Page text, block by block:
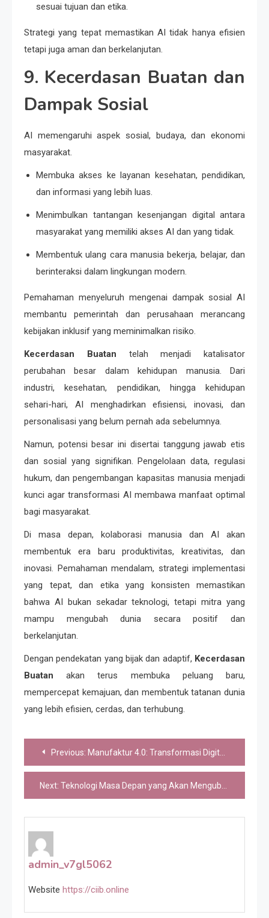
sesuai tujuan dan etika.
Strategi yang tepat memastikan AI tidak hanya efisien
tetapi juga aman dan berkelanjutan.
9. Kecerdasan Buatan dan
Dampak Sosial
AI memengaruhi aspek sosial, budaya, dan ekonomi
masyarakat.
Membuka akses ke layanan kesehatan, pendidikan,
dan informasi yang lebih luas.
Menimbulkan tantangan kesenjangan digital antara
masyarakat yang memiliki akses AI dan yang tidak.
Membentuk ulang cara manusia bekerja, belajar, dan
berinteraksi dalam lingkungan modern.
Pemahaman menyeluruh mengenai dampak sosial AI
membantu pemerintah dan perusahaan merancang
kebijakan inklusif yang meminimalkan risiko.
Kecerdasan Buatan telah menjadi katalisator
perubahan besar dalam kehidupan manusia. Dari
industri, kesehatan, pendidikan, hingga kehidupan
sehari-hari, AI menghadirkan efisiensi, inovasi, dan
personalisasi yang belum pernah ada sebelumnya.
Namun, potensi besar ini disertai tanggung jawab etis
dan sosial yang signifikan. Pengelolaan data, regulasi
hukum, dan pengembangan kapasitas manusia menjadi
kunci agar transformasi AI membawa manfaat optimal
bagi masyarakat.
Di masa depan, kolaborasi manusia dan AI akan
membentuk era baru produktivitas, kreativitas, dan
inovasi. Pemahaman mendalam, strategi implementasi
yang tepat, dan etika yang konsisten memastikan
bahwa AI bukan sekadar teknologi, tetapi mitra yang
mampu mengubah dunia secara positif dan
berkelanjutan.
Dengan pendekatan yang bijak dan adaptif, Kecerdasan
Buatan akan terus membuka peluang baru,
mempercepat kemajuan, dan membentuk tatanan dunia
yang lebih efisien, cerdas, dan terhubung.
Navigasi
pos
Previous: Manufaktur 4.0: Transformasi Digital Industri
Next: Teknologi Masa Depan yang Akan Mengubah Dunia
admin_v7gl5062
Website https://ciib.online